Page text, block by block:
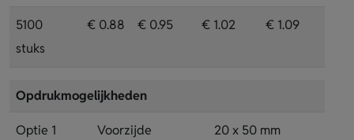
5100
stuks
€ 0.88 € 0.95 € 1.02 € 1.09
Opdrukmogelijkheden
Optie 1 Voorzijde 20 x 50 mm